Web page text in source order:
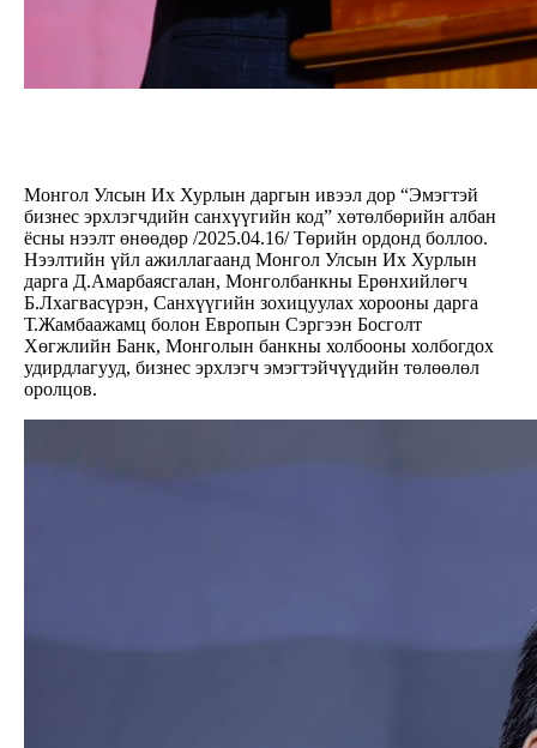
Монгол Улсын Их Хурлын даргын ивээл дор “Эмэгтэй
бизнес эрхлэгчдийн санхүүгийн код” хөтөлбөрийн албан
ёсны нээлт өнөөдөр /2025.04.16/ Төрийн ордонд боллоо.
Нээлтийн үйл ажиллагаанд Монгол Улсын Их Хурлын
дарга Д.Амарбаясгалан, Монголбанкны Ерөнхийлөгч
Б.Лхагвасүрэн, Санхүүгийн зохицуулах хорооны дарга
Т.Жамбаажамц болон Европын Сэргээн Босголт
Хөгжлийн Банк, Монголын банкны холбооны холбогдох
удирдлагууд, бизнес эрхлэгч эмэгтэйчүүдийн төлөөлөл
оролцов.